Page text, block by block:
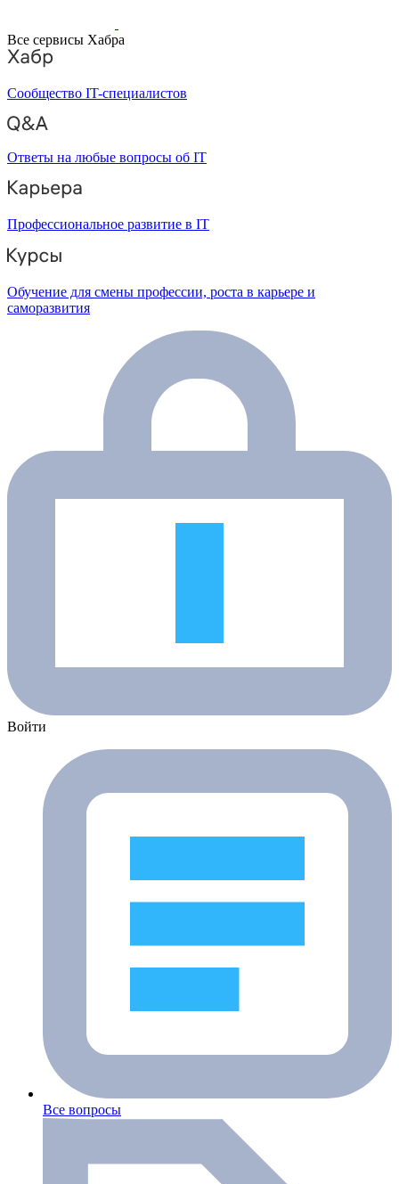
Все сервисы Хабра
Сообщество IT-специалистов
Ответы на любые вопросы об IT
Профессиональное развитие в IT
Обучение для смены профессии, роста в карьере и
саморазвития
Войти
Все вопросы